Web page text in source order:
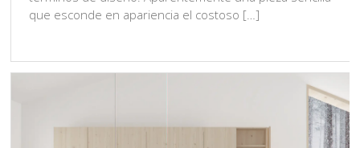
que esconde en apariencia el costoso […]